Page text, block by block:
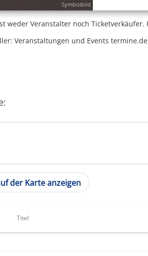
Symbolbild
weder Veranstalter noch Ticketverkäufer.
Veranstaltungen und Events termine.de
der Karte anzeigen
Titel